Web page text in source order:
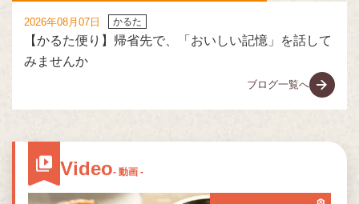
2026年08月07日 かるた
【かるた便り】帰省先で、「おいしい記憶」を話して
みませんか
ブログ一覧へ
Video- 動画 -